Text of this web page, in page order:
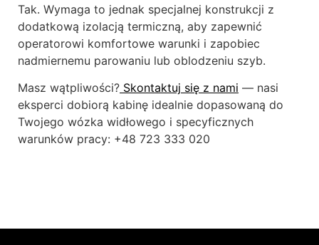
Tak. Wymaga to jednak specjalnej konstrukcji z
dodatkową izolacją termiczną, aby zapewnić
operatorowi komfortowe warunki i zapobiec
nadmiernemu parowaniu lub oblodzeniu szyb.
Masz wątpliwości? Skontaktuj się z nami — nasi
eksperci dobiorą kabinę idealnie dopasowaną do
Twojego wózka widłowego i specyficznych
warunków pracy: +48 723 333 020